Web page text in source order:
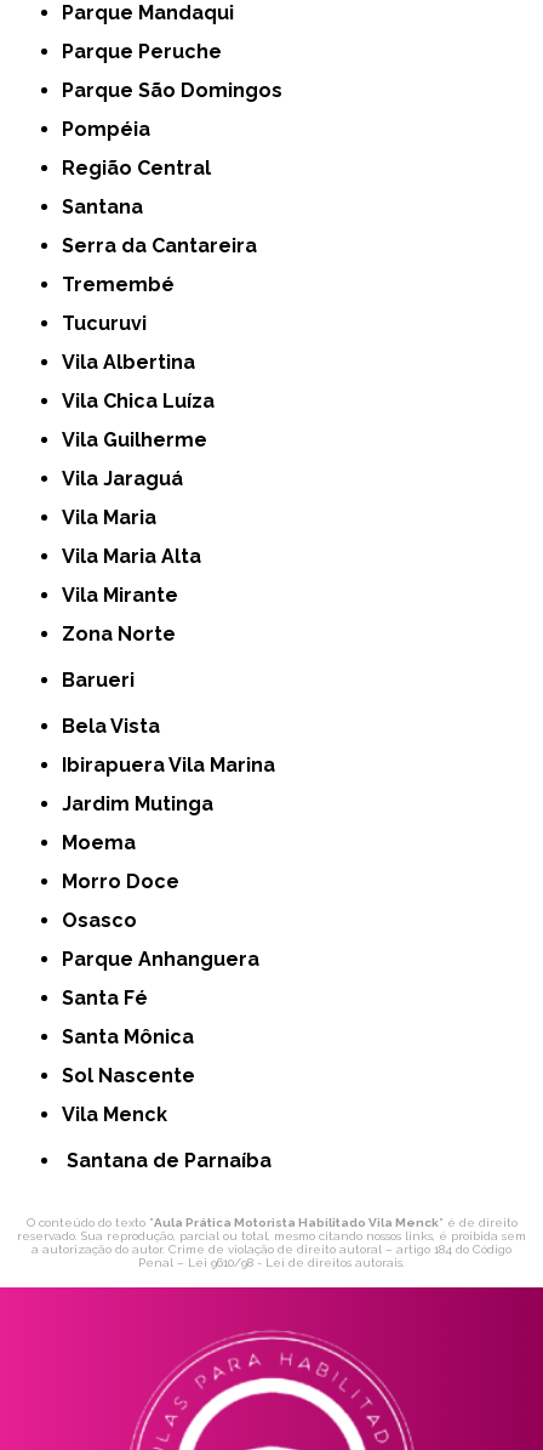
Parque Mandaqui
Parque Peruche
Parque São Domingos
Pompéia
Região Central
Santana
Serra da Cantareira
Tremembé
Tucuruvi
Vila Albertina
Vila Chica Luíza
Vila Guilherme
Vila Jaraguá
Vila Maria
Vila Maria Alta
Vila Mirante
Zona Norte
Barueri
Bela Vista
Ibirapuera Vila Marina
Jardim Mutinga
Moema
Morro Doce
Osasco
Parque Anhanguera
Santa Fé
Santa Mônica
Sol Nascente
Vila Menck
Santana de Parnaíba
O conteúdo do texto "Aula Prática Motorista Habilitado Vila Menck" é de direito
reservado. Sua reprodução, parcial ou total, mesmo citando nossos links, é proibida sem
a autorização do autor. Crime de violação de direito autoral – artigo 184 do Código
Penal – Lei 9610/98 - Lei de direitos autorais.